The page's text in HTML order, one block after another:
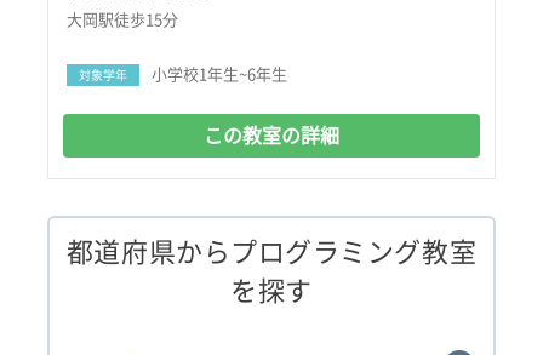
大岡駅徒歩15分
対象学年 小学校1年生~6年生
この教室の詳細
都道府県からプログラミング教室
を探す